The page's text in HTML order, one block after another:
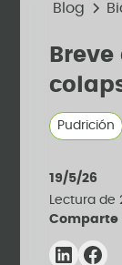
Blog
Pudrición
19/5/26
Lectura de
Comparte